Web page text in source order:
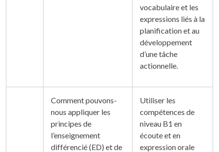
vocabulaire et les
expressions liés à la
planification et au
développement
d’une tâche
actionnelle.
Comment pouvons-
nous appliquer les
principes de
l’enseignement
différencié (ED) et de
Utiliser les
compétences de
niveau B1 en
écoute et en
expression orale